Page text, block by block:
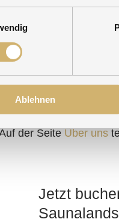
Ablehnen
Temperaturen,
der Seite Über uns
Jetzt